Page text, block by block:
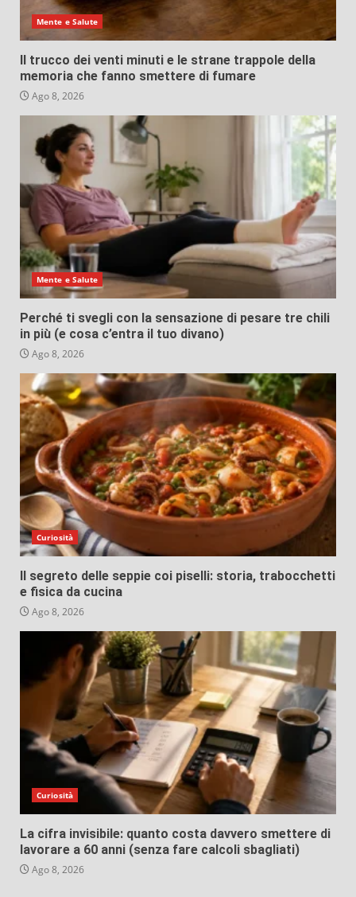
Mente e Salute
Il trucco dei venti minuti e le strane trappole della
memoria che fanno smettere di fumare
Ago 8, 2026
Mente e Salute
Perché ti svegli con la sensazione di pesare tre chili
in più (e cosa c’entra il tuo divano)
Ago 8, 2026
Curiosità
Il segreto delle seppie coi piselli: storia, trabocchetti
e fisica da cucina
Ago 8, 2026
Curiosità
La cifra invisibile: quanto costa davvero smettere di
lavorare a 60 anni (senza fare calcoli sbagliati)
Ago 8, 2026